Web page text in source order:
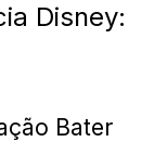
Disney:
Bater